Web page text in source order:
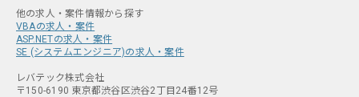
VBAの求人・案件
ASP.NETの求人・案件
SE (システムエンジニア)の求人・案件
レバテック株式会社
〒150-6190 東京都渋谷区渋谷2丁目24番12号